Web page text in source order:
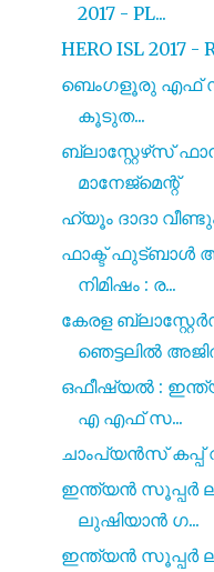
2017 - PL...
HERO ISL 2017 -
ബെംഗളൂരു എഫ്
കൂടുത...
ബ്ലാസ്റ്റേഴ്‌സ്
മാനേജ്‌മെന്റ്
ഹ്യൂം ദാദാ
ഫാക്ട് ഫുട്ബാൾ
നിമിഷം : ര...
കേരള
ഞെട്ടലിൽ
ഒഫീഷ്യൽ :
എ എഫ് സ...
ചാംപ്യൻസ് കപ്പ്
ഇന്ത്യൻ സൂപ്പർ
ലുഷിയാൻ ഗ...
ഇന്ത്യൻ സൂപ്പർ